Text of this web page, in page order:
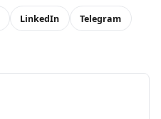
LinkedIn Telegram